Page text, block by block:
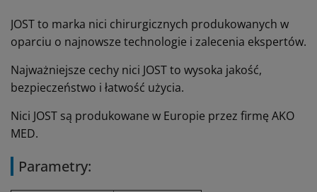
JOST to marka nici chirurgicznych produkowanych w
oparciu o najnowsze technologie i zalecenia ekspertów.
Najważniejsze cechy nici JOST to wysoka jakość,
bezpieczeństwo i łatwość użycia.
Nici JOST są produkowane w Europie przez firmę AKO
MED.
Parametry: